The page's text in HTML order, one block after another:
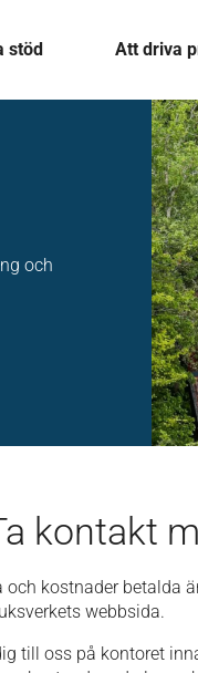
stöd Att driva
och
kontakt
kostnader betalda
webbsida.
till oss på kontoret